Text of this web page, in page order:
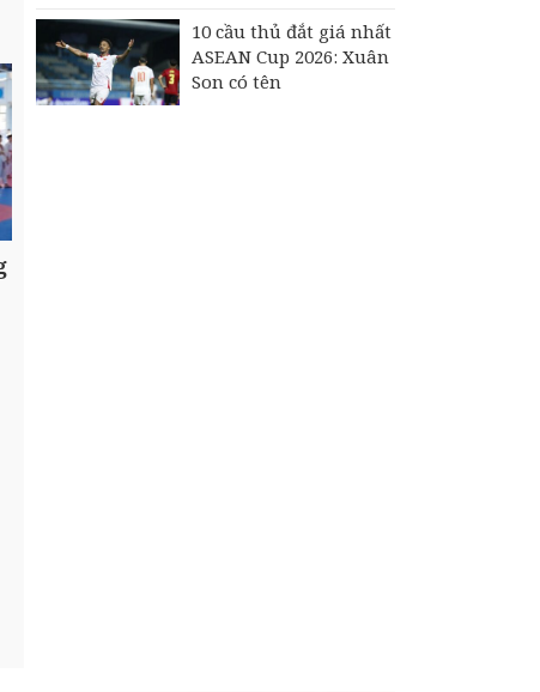
10 cầu thủ đắt giá nhất
ASEAN Cup 2026: Xuân
Son có tên